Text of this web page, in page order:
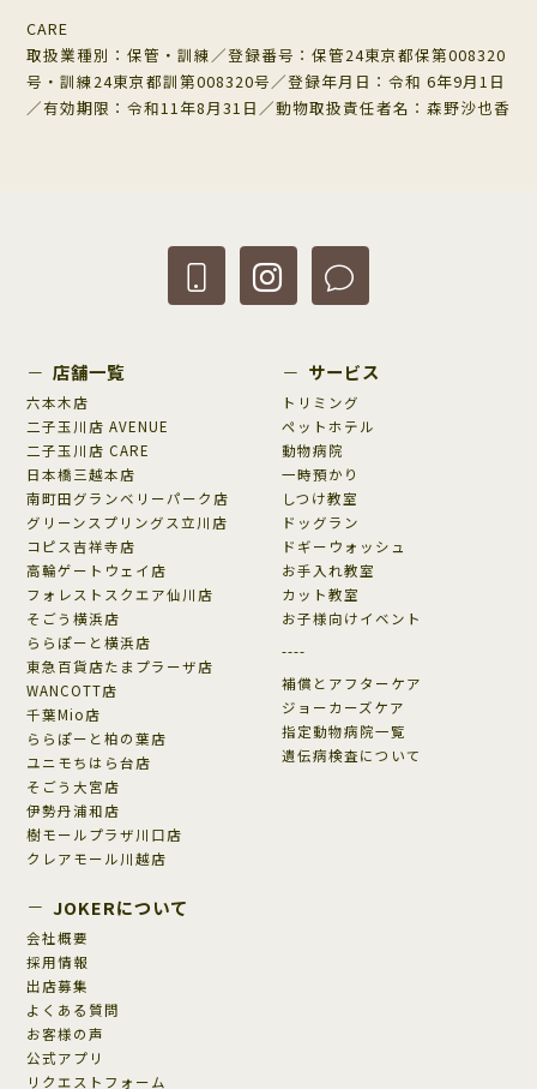
CARE
取扱業種別：保管・訓練／登録番号：保管24東京都保第008320
号・訓練24東京都訓第008320号／登録年月日：令和 6年9月1日
／有効期限：令和11年8月31日／動物取扱責任者名：森野沙也香
店舗一覧
六本木店
二子玉川店 AVENUE
二子玉川店 CARE
日本橋三越本店
南町田グランベリーパーク店
グリーンスプリングス立川店
コピス吉祥寺店
高輪ゲートウェイ店
フォレストスクエア仙川店
そごう横浜店
ららぽーと横浜店
東急百貨店たまプラーザ店
WANCOTT店
千葉Mio店
ららぽーと柏の葉店
ユニモちはら台店
そごう大宮店
伊勢丹浦和店
樹モールプラザ川口店
クレアモール川越店
サービス
トリミング
ペットホテル
動物病院
一時預かり
しつけ教室
ドッグラン
ドギーウォッシュ
お手入れ教室
カット教室
お子様向けイベント
----
補償とアフターケア
ジョーカーズケア
指定動物病院一覧
遺伝病検査について
JOKERについて
会社概要
採用情報
出店募集
よくある質問
お客様の声
公式アプリ
リクエストフォーム